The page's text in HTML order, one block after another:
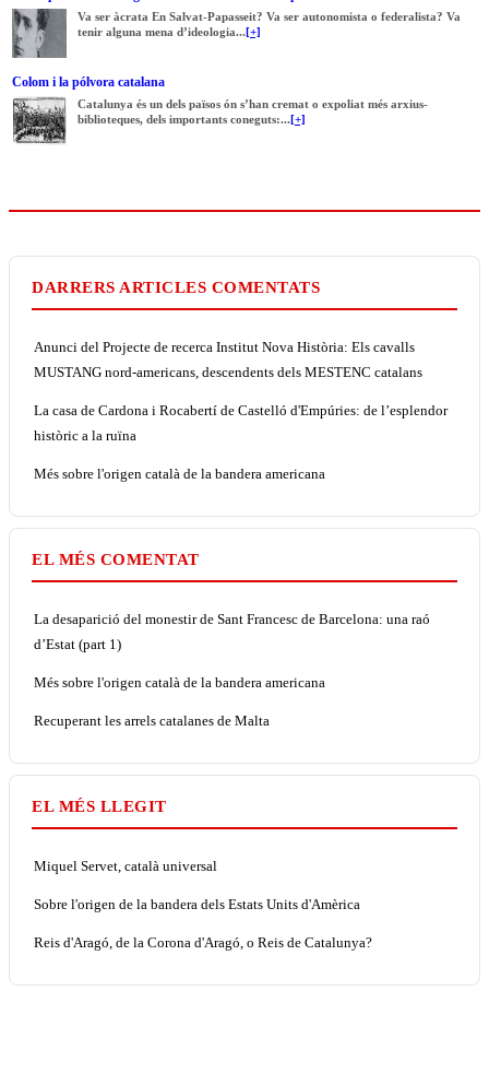
Va ser àcrata En Salvat-Papasseit? Va ser autonomista o federalista? Va
tenir alguna mena d’ideologia... [+]
Colom i la pólvora catalana
Catalunya és un dels països ón s’han cremat o expoliat més arxius-
biblioteques, dels importants coneguts:... [+]
DARRERS ARTICLES COMENTATS
Anunci del Projecte de recerca Institut Nova Història: Els cavalls
MUSTANG nord-americans, descendents dels MESTENC catalans
La casa de Cardona i Rocabertí de Castelló d'Empúries: de l’esplendor
històric a la ruïna
Més sobre l'origen català de la bandera americana
EL MÉS COMENTAT
La desaparició del monestir de Sant Francesc de Barcelona: una raó
d’Estat (part 1)
Més sobre l'origen català de la bandera americana
Recuperant les arrels catalanes de Malta
EL MÉS LLEGIT
Miquel Servet, català universal
Sobre l'origen de la bandera dels Estats Units d'Amèrica
Reis d'Aragó, de la Corona d'Aragó, o Reis de Catalunya?